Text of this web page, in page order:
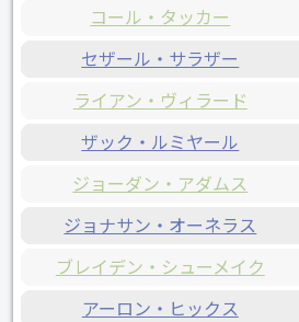
コール・タッカー
セザール・サラザー
ライアン・ヴィラード
ザック・ルミヤール
ジョーダン・アダムス
ジョナサン・オーネラス
ブレイデン・シューメイク
アーロン・ヒックス